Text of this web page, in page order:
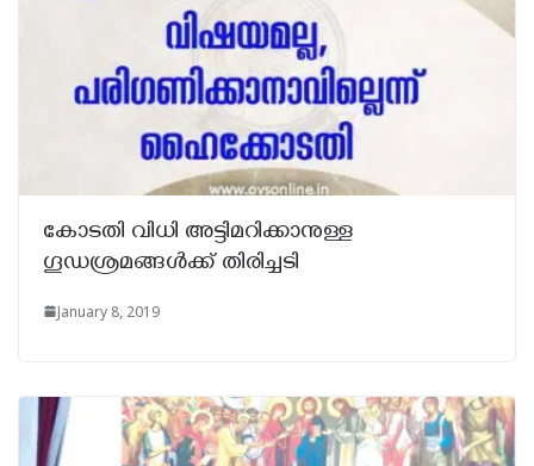
കോടതി വിധി അട്ടിമറിക്കാനുള്ള
ഗൂഡശ്രമങ്ങൾക്ക് തിരിച്ചടി
January 8, 2019